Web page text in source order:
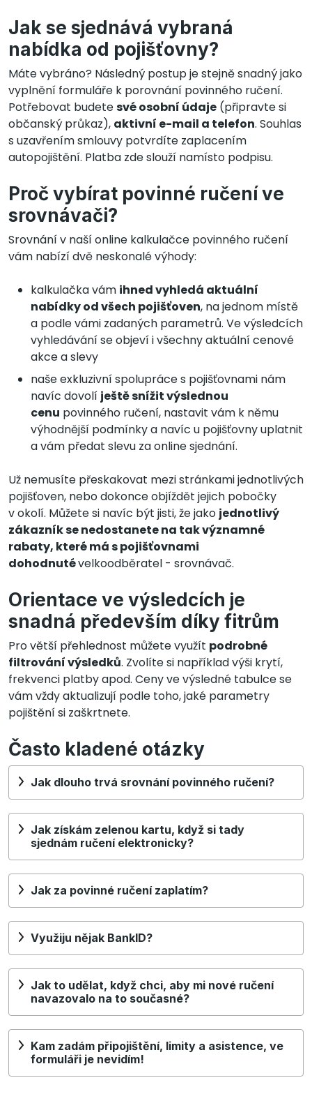
Jak se sjednává vybraná
nabídka od pojišťovny?
Máte vybráno? Následný postup je stejně snadný jako
vyplnění formuláře k porovnání povinného ručení.
Potřebovat budetesvé osobní údaje (připravte si
občanský průkaz), aktivní e-⁠mail a telefon. Souhlas
s uzavřením smlouvy potvrdíte zaplacením
autopojištění. Platba zde slouží namísto podpisu.
Proč vybírat povinné ručení ve
srovnávači?
Srovnání v naší online kalkulačce povinného ručení
vám nabízí dvě neskonalé výhody:
kalkulačka vám ihned vyhledá aktuální
nabídky od všech pojišťoven, na jednom místě
a podle vámi zadaných parametrů. Ve výsledcích
vyhledávání se objeví i všechny aktuální cenové
akce a slevy
naše exkluzivní spolupráce s pojišťovnami nám
navíc dovolí ještě snížit výslednou
cenu povinného ručení, nastavit vám k němu
výhodnější podmínky a navíc u pojišťovny uplatnit
a vám předat slevu za online sjednání.
Už nemusíte přeskakovat mezi stránkami jednotlivých
pojišťoven, nebo dokonce objíždět jejich pobočky
v okolí. Můžete si navíc být jisti, že jako jednotlivý
zákazník se nedostanete na tak významné
rabaty, které má s pojišťovnami
dohodnutévelkoodběratel - srovnávač.
Orientace ve výsledcích je
snadná především díky fitrům
Pro větší přehlednost můžete využít podrobné
filtrování výsledků. Zvolíte si například výši krytí,
frekvenci platby apod. Ceny ve výsledné tabulce se
vám vždy aktualizují podle toho, jaké parametry
pojištění si zaškrtnete.
Často kladené otázky
Jak dlouho trvá srovnání povinného ručení?
Jak získám zelenou kartu, když si tady
sjednám ručení elektronicky?
Jak za povinné ručení zaplatím?
Využiju nějak BankID?
Jak to udělat, když chci, aby mi nové ručení
navazovalo na to současné?
Kam zadám připojištění, limity a asistence, ve
formuláři je nevidím!